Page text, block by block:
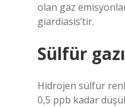
olan gaz
giardiasis’tir.
Sülfür
Hidrojen sülfür
0,5 ppb kadar